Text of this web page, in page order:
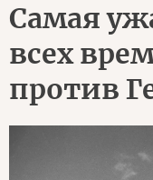
Самая
всех
против